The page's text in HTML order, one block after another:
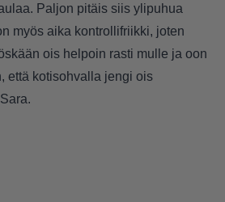
Paljon pitäis siis ylipuhua
myös aika kontrollifriikki, joten
ois helpoin rasti mulle ja oon
että kotisohvalla jengi ois